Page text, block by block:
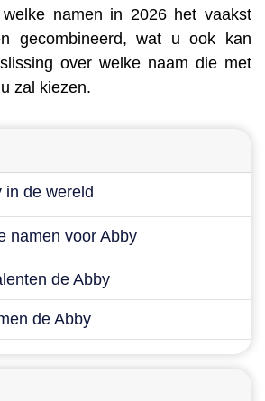
namen in 2026 het vaakst
gecombineerd, wat u ook kan
over welke naam die met
zal kiezen.
in de wereld
namen voor Abby
de Abby
de Abby